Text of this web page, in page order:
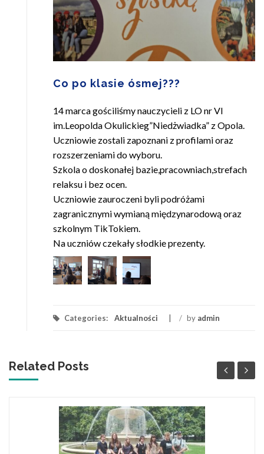
Co po klasie ósmej???
14 marca gościliśmy nauczycieli z LO nr Vl
im.Leopolda Okulickieg”Niedżwiadka” z Opola.
Uczniowie zostali zapoznani z profilami oraz
rozszerzeniami do wyboru.
Szkola o doskonałej bazie,pracowniach,strefach
relaksu i bez ocen.
Uczniowie zauroczeni byli podróżami
zagranicznymi wymianą międzynarodową oraz
szkolnym TikTokiem.
Na uczniów czekały słodkie prezenty.
Categories: Aktualności / by admin
Related Posts